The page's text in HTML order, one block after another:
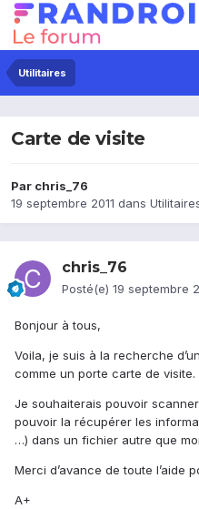
Utilitaires
Carte de visite
Par chris_76
19 septembre 2011 dans
chris_76
Posté(e) 19 septembre
Bonjour à tous,
Voila, je suis à la recherche
comme un porte carte de visite.
Je souhaiterais pouvoir
pouvoir la récupérer les
…) dans un fichier autre que
Merci d’avance de toute l’aide
A+